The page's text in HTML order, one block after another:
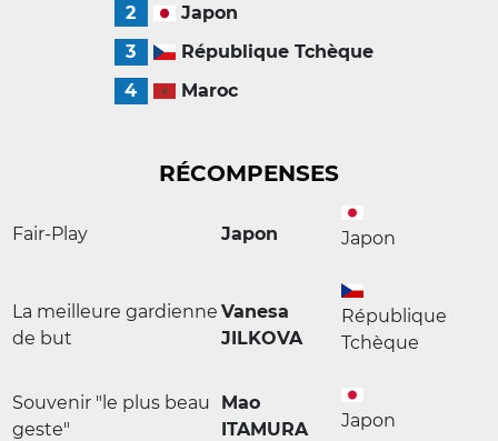
2
Japon
3
République Tchèque
4
Maroc
RÉCOMPENSES
Fair-Play Japon Japon
La meilleure gardienne
de but
Vanesa
JILKOVA
République
Tchèque
Souvenir "le plus beau
geste"
Mao
ITAMURA
Japon